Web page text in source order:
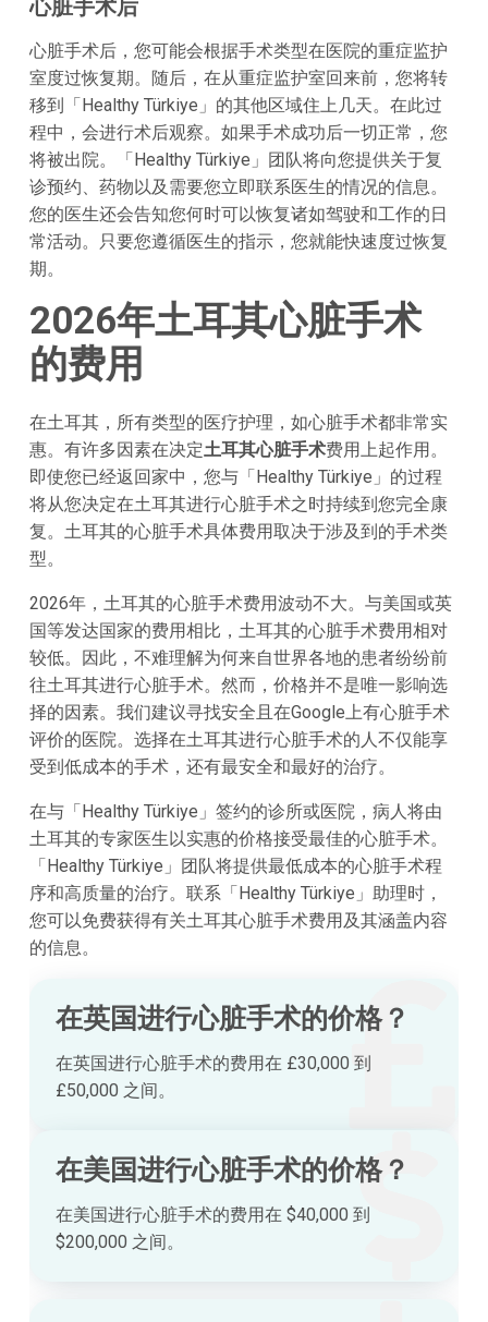
心脏手术后
心脏手术后，您可能会根据手术类型在医院的重症监护
室度过恢复期。随后，在从重症监护室回来前，您将转
移到「Healthy Türkiye」的其他区域住上几天。在此过
程中，会进行术后观察。如果手术成功后一切正常，您
将被出院。「Healthy Türkiye」团队将向您提供关于复
诊预约、药物以及需要您立即联系医生的情况的信息。
您的医生还会告知您何时可以恢复诸如驾驶和工作的日
常活动。只要您遵循医生的指示，您就能快速度过恢复
期。
2026年土耳其心脏手术
的费用
在土耳其，所有类型的医疗护理，如心脏手术都非常实
惠。有许多因素在决定土耳其心脏手术费用上起作用。
即使您已经返回家中，您与「Healthy Türkiye」的过程
将从您决定在土耳其进行心脏手术之时持续到您完全康
复。土耳其的心脏手术具体费用取决于涉及到的手术类
型。
2026年，土耳其的心脏手术费用波动不大。与美国或英
国等发达国家的费用相比，土耳其的心脏手术费用相对
较低。因此，不难理解为何来自世界各地的患者纷纷前
往土耳其进行心脏手术。然而，价格并不是唯一影响选
择的因素。我们建议寻找安全且在Google上有心脏手术
评价的医院。选择在土耳其进行心脏手术的人不仅能享
受到低成本的手术，还有最安全和最好的治疗。
在与「Healthy Türkiye」签约的诊所或医院，病人将由
土耳其的专家医生以实惠的价格接受最佳的心脏手术。
「Healthy Türkiye」团队将提供最低成本的心脏手术程
序和高质量的治疗。联系「Healthy Türkiye」助理时，
您可以免费获得有关土耳其心脏手术费用及其涵盖内容
的信息。
在英国进行心脏手术的价格？
在英国进行心脏手术的费用在 £30,000 到
£50,000 之间。
在美国进行心脏手术的价格？
在美国进行心脏手术的费用在 $40,000 到
$200,000 之间。